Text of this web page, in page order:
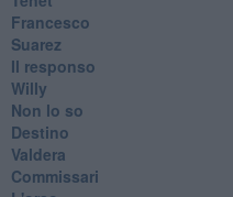
Francesco
Suarez
​Il responso
Willy
Non lo so
Destino
Valdera
Commissari